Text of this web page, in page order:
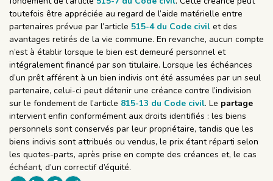
toutefois être appréciée au regard de l’aide matérielle entre
partenaires prévue par l’article 515-4 du Code civil et des
avantages retirés de la vie commune. En revanche, aucun compte
n’est à établir lorsque le bien est demeuré personnel et
intégralement financé par son titulaire. Lorsque les échéances
d’un prêt afférent à un bien indivis ont été assumées par un seul
partenaire, celui-ci peut détenir une créance contre l’indivision
sur le fondement de l’article 815-13 du Code civil. Le partage
intervient enfin conformément aux droits identifiés : les biens
personnels sont conservés par leur propriétaire, tandis que les
biens indivis sont attribués ou vendus, le prix étant réparti selon
les quotes-parts, après prise en compte des créances et, le cas
échéant, d’un correctif d’équité.